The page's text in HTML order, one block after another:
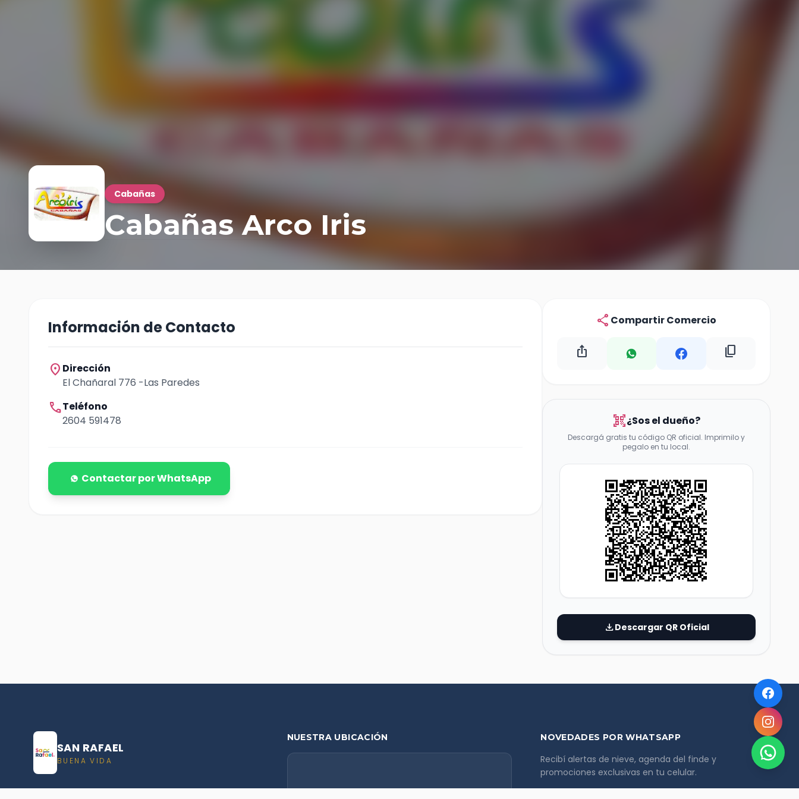
Cabañas
Cabañas Arco Iris
Información de Contacto
location_on Dirección
El Chañaral 776 -Las Paredes
callTeléfono
2604 591478
Contactar por WhatsApp
share Compartir Comercio
ios_share content_copy
qr_code_scanner¿Sos el dueño?
Descargá gratis tu código QR oficial. Imprimilo y
pegalo en tu local.
downloadDescargar QR Oficial
SAN RAFAEL
BUENA VIDA
NUESTRA UBICACIÓN NOVEDADES POR WHATSAPP
Recibí alertas de nieve, agenda del finde y
promociones exclusivas en tu celular.